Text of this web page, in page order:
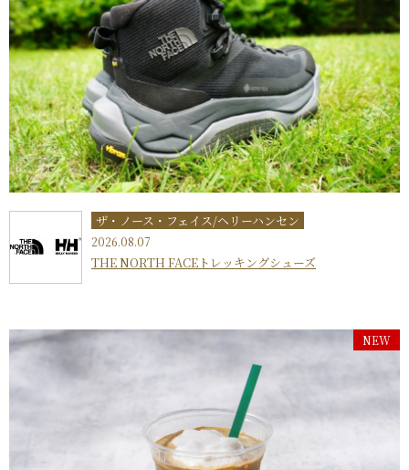
ザ・ノース・フェイス/ヘリーハンセン
2026.08.07
THE NORTH FACEトレッキングシューズ
NEW